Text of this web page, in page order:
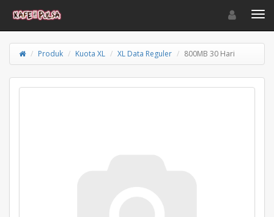
Toggle
Produk Kuota XL XL Data Reguler 800MB 30 Hari